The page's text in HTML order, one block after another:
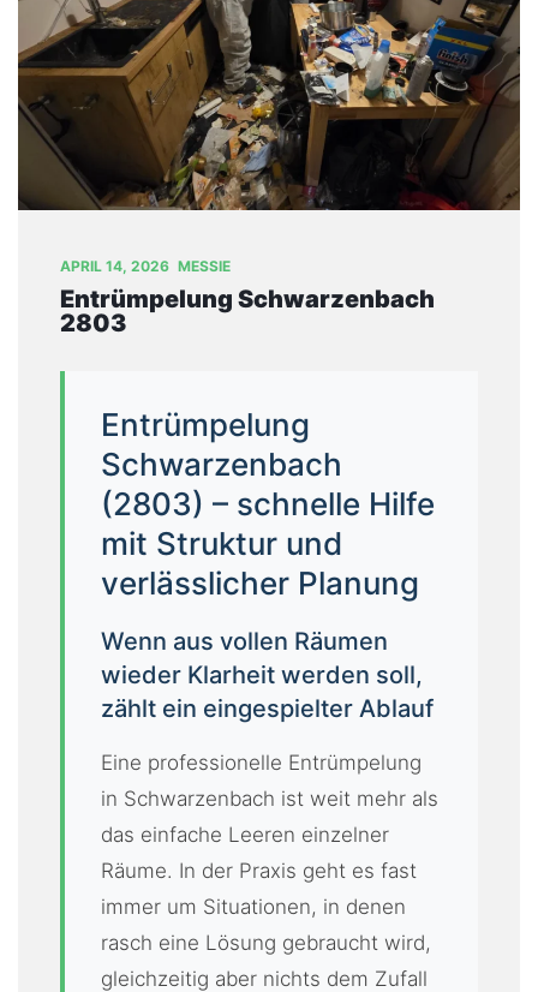
G
E
N
O
APRIL 14, 2026 MESSIE
Entrümpelung Schwarzenbach
2803
Entrümpelung
Schwarzenbach
(2803) – schnelle Hilfe
mit Struktur und
verlässlicher Planung
Wenn aus vollen Räumen
wieder Klarheit werden soll,
zählt ein eingespielter Ablauf
Eine professionelle Entrümpelung
in Schwarzenbach ist weit mehr als
das einfache Leeren einzelner
Räume. In der Praxis geht es fast
immer um Situationen, in denen
rasch eine Lösung gebraucht wird,
gleichzeitig aber nichts dem Zufall